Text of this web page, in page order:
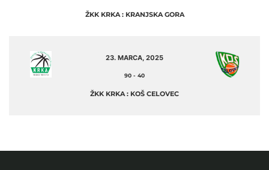
ŽKK KRKA : KRANJSKA GORA
23. MARCA, 2025
90 - 40
ŽKK KRKA : KOŠ CELOVEC